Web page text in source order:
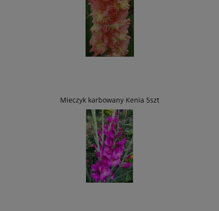
Mieczyk karbowany Kenia 5szt